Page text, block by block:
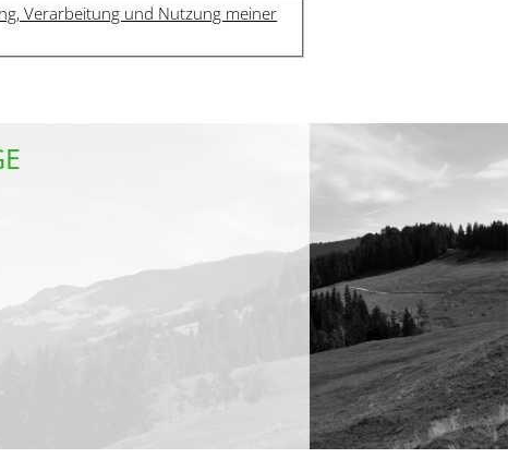
Verarbeitung und Nutzung meiner